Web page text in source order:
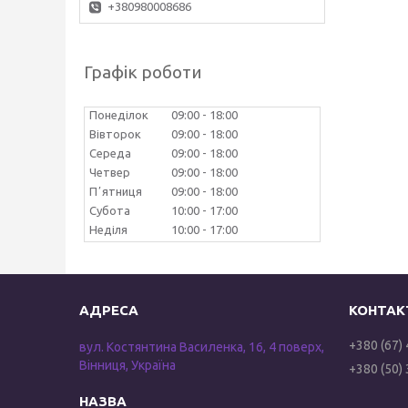
+380980008686
Графік роботи
Понеділок 09:00
18:00
Вівторок
09:00
18:00
Середа
09:00
18:00
Четвер
09:00
18:00
Пʼятниця
09:00
18:00
Субота
10:00
17:00
Неділя
10:00 17:00
вул. Костянтина Василенка, 16, 4 поверх,
Вінниця, Україна
+380 (67)
+380 (50)